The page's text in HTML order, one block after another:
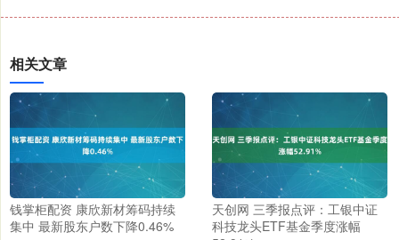
相关文章
钱掌柜配资 康欣新材筹码持续
集中 最新股东户数下降0.46%
天创网 三季报点评：工银中证
科技龙头ETF基金季度涨幅